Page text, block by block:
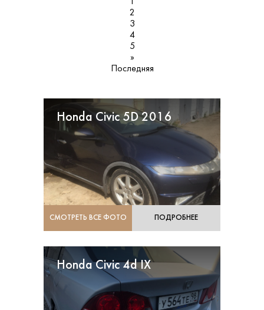
2
3
4
5
»
Последняя
Honda Civic 5D 2016
СМОТРЕТЬ ВСЕ ФОТО ПОДРОБНЕЕ
Honda Civic 4d IX